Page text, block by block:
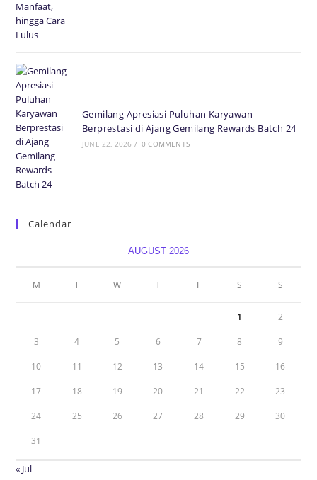
Gemilang Apresiasi Puluhan Karyawan
Berprestasi di Ajang Gemilang Rewards Batch 24
JUNE 22, 2026 / 0 COMMENTS
Calendar
AUGUST 2026
M T W T F S S
1 2
3 4 5 6 7 8 9
10 11 12 13 14 15 16
17 18 19 20 21 22 23
24 25 26 27 28 29 30
31
« Jul